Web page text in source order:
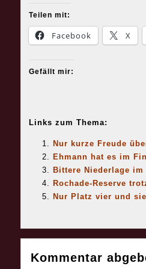
Teilen mit:
Facebook X
Gefällt mir:
Links zum Thema:
Nur kurze Freude
Ehmann hat es im
Bittere Niederlage
Rochade-Reserve
Nur Platz vier und
Kommentar